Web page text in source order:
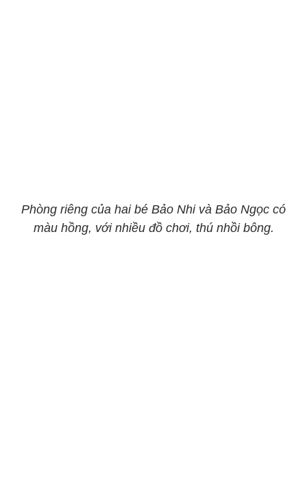
Phòng riêng của hai bé Bảo Nhi và Bảo Ngọc có
màu hồng, với nhiều đồ chơi, thú nhồi bông.